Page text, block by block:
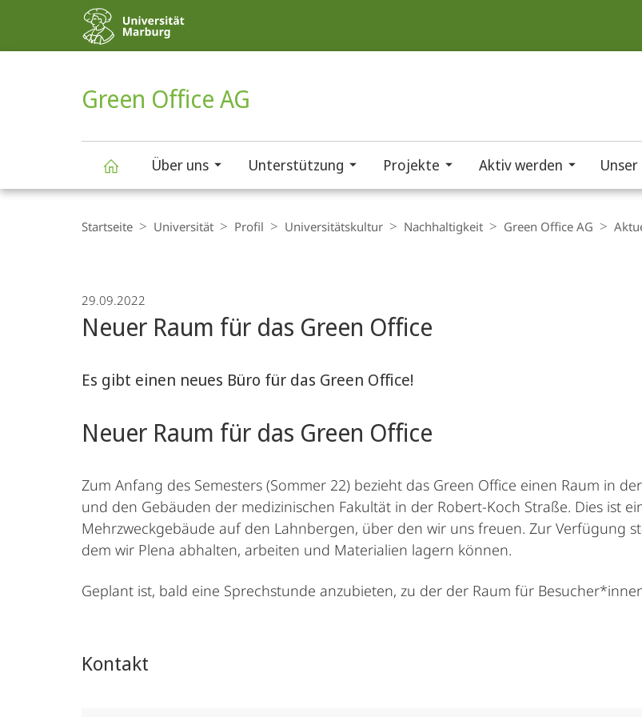
HIGH-CONTRAST VERSION
SUCHE UND SUCHERGEBNIS
Green Office AG
Über uns Unterstützung Projekte Aktiv werden
Navigation
Startseite Universität Profil Universitäts­kultur Nachhaltigkeit Green Office AG
29.09.2022
Neuer Raum für das Green Office
Es gibt einen neues Büro für das Green Office!
Neuer Raum für das Green Office
Zum Anfang des Semesters (Sommer 22) bezieht das Green Office einen Raum in
und den Gebäuden der medizinischen Fakultät in der Robert-Koch Straße. Dies ist
Mehrzweckgebäude auf den Lahnbergen, über den wir uns freuen. Zur Verfügung
dem wir Plena abhalten, arbeiten und Materialien lagern können.
Geplant ist, bald eine Sprechstunde anzubieten, zu der der Raum für
Kontakt